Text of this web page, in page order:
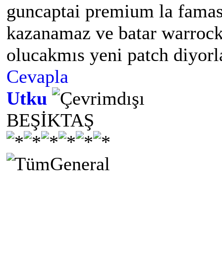
guncaptai premium la
kazanamaz ve batar
olucakmıs yeni patch
Cevapla
Utku
BEŞİKTAŞ